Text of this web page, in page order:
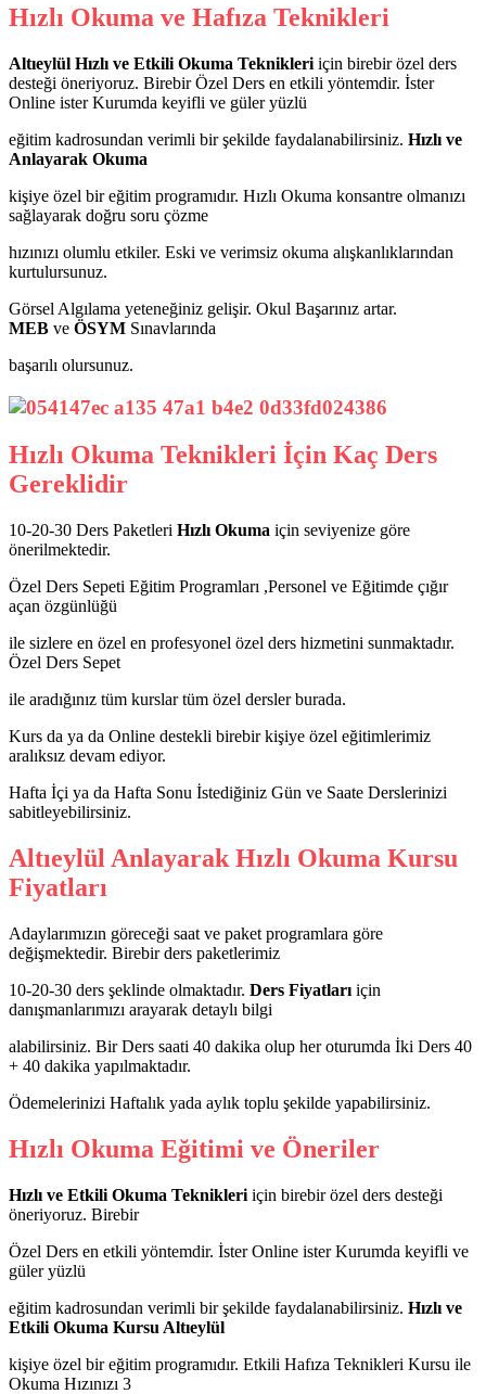
Hızlı Okuma ve Hafıza Teknikleri
Altıeylül Hızlı ve Etkili Okuma Teknikleri için birebir özel ders
desteği öneriyoruz. Birebir Özel Ders en etkili yöntemdir. İster
Online ister Kurumda keyifli ve güler yüzlü
eğitim kadrosundan verimli bir şekilde faydalanabilirsiniz. Hızlı ve
Anlayarak Okuma
kişiye özel bir eğitim programıdır. Hızlı Okuma konsantre olmanızı
sağlayarak doğru soru çözme
hızınızı olumlu etkiler. Eski ve verimsiz okuma alışkanlıklarından
kurtulursunuz.
Görsel Algılama yeteneğiniz gelişir. Okul Başarınız artar.
MEB ve ÖSYM Sınavlarında
başarılı olursunuz.
Hızlı Okuma Teknikleri İçin Kaç Ders
Gereklidir
10-20-30 Ders Paketleri Hızlı Okuma için seviyenize göre
önerilmektedir.
Özel Ders Sepeti Eğitim Programları ,Personel ve Eğitimde çığır
açan özgünlüğü
ile sizlere en özel en profesyonel özel ders hizmetini sunmaktadır.
Özel Ders Sepet
ile aradığınız tüm kurslar tüm özel dersler burada.
Kurs da ya da Online destekli birebir kişiye özel eğitimlerimiz
aralıksız devam ediyor.
Hafta İçi ya da Hafta Sonu İstediğiniz Gün ve Saate Derslerinizi
sabitleyebilirsiniz.
Altıeylül Anlayarak Hızlı Okuma Kursu
Fiyatları
Adaylarımızın göreceği saat ve paket programlara göre
değişmektedir. Birebir ders paketlerimiz
10-20-30 ders şeklinde olmaktadır. Ders Fiyatları için
danışmanlarımızı arayarak detaylı bilgi
alabilirsiniz. Bir Ders saati 40 dakika olup her oturumda İki Ders 40
+ 40 dakika yapılmaktadır.
Ödemelerinizi Haftalık yada aylık toplu şekilde yapabilirsiniz.
Hızlı Okuma Eğitimi ve Öneriler
Hızlı ve Etkili Okuma Teknikleri için birebir özel ders desteği
öneriyoruz. Birebir
Özel Ders en etkili yöntemdir. İster Online ister Kurumda keyifli ve
güler yüzlü
eğitim kadrosundan verimli bir şekilde faydalanabilirsiniz. Hızlı ve
Etkili Okuma Kursu Altıeylül
kişiye özel bir eğitim programıdır. Etkili Hafıza Teknikleri Kursu ile
Okuma Hızınızı 3